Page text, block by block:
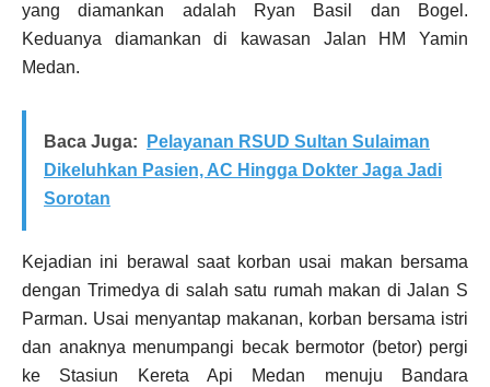
yang diamankan adalah Ryan Basil dan Bogel.
Keduanya diamankan di kawasan Jalan HM Yamin
Medan.
Baca Juga:
Pelayanan RSUD Sultan Sulaiman
Dikeluhkan Pasien, AC Hingga Dokter Jaga Jadi
Sorotan
Kejadian ini berawal saat korban usai makan bersama
dengan Trimedya di salah satu rumah makan di Jalan S
Parman. Usai menyantap makanan, korban bersama istri
dan anaknya menumpangi becak bermotor (betor) pergi
ke Stasiun Kereta Api Medan menuju Bandara